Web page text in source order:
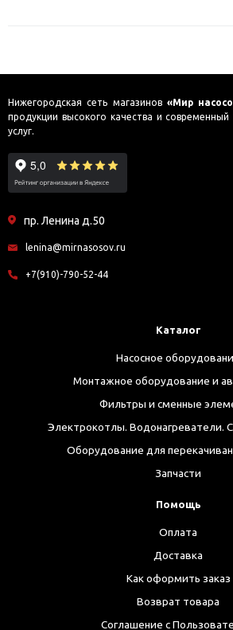
Нижегородская сеть магазинов «Мир
продукции высокого качества и
услуг.
пр. Ленина д.50
lenina@mirnasosov.ru
+7(910)-790-52-44
Каталог
Насосное
Монтажное оборудование и
Фильтры и сменные
Электрокотлы. Водонагреватели.
Оборудование для
Запчасти
Помощь
Оплата
Доставка
Как оформить заказ
Возврат товара
Соглашение с